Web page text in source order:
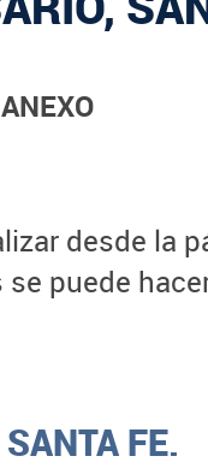
desde
puede
FE.